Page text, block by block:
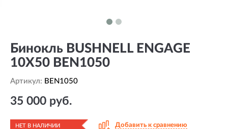
Бинокль BUSHNELL ENGAGE
10X50 BEN1050
Артикул: BEN1050
35 000 руб.
НЕТ В НАЛИЧИИ Добавить к сравнению